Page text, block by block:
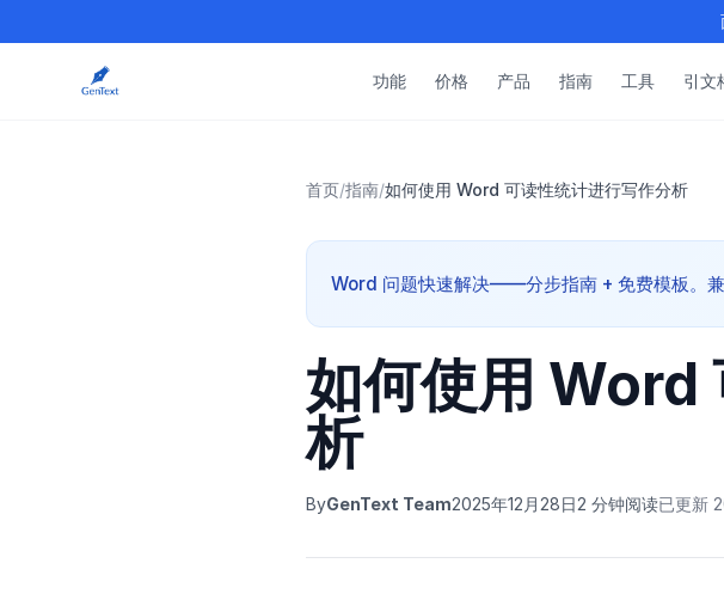
功能 价格 产品 指南 工具 引文
首页/指南/如何使用 Word 可读性统计进行写作分析
Word 问题快速解决——分步指南 + 免费模板。
如何使用 Word
析
ByGenText Team2025年12月28日2 分钟阅读已更新